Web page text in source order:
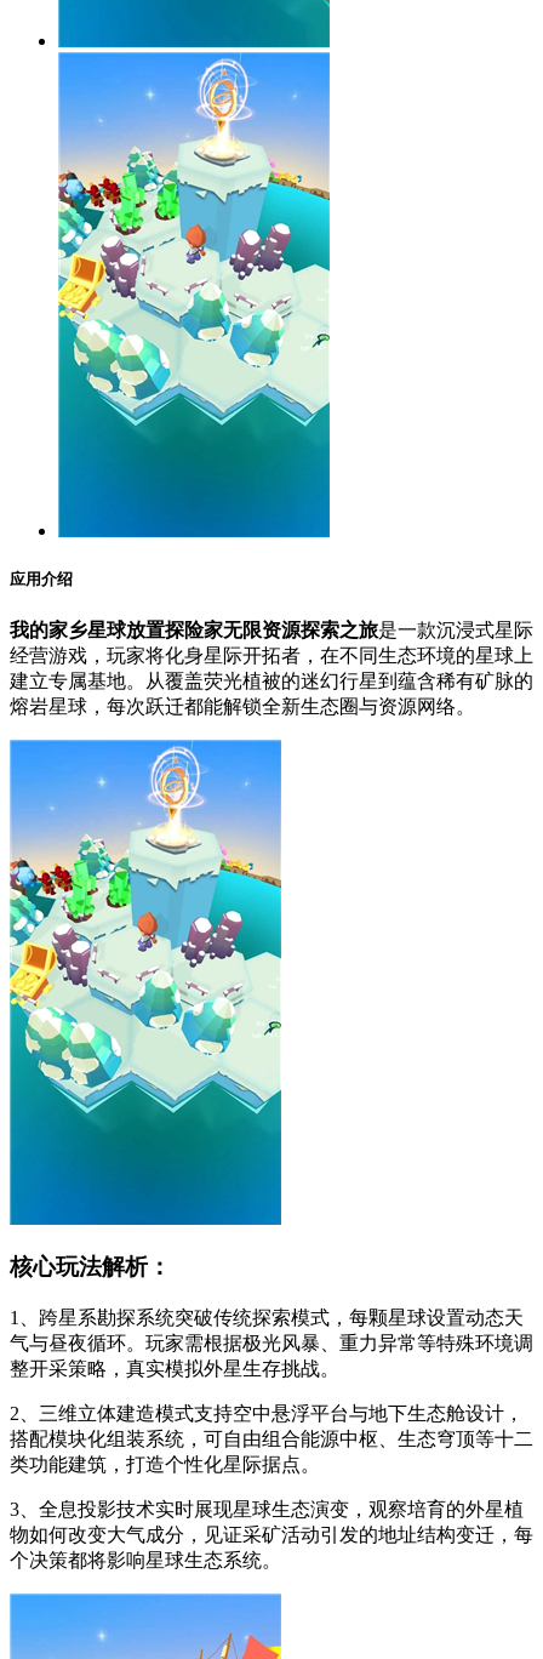
应用介绍
我的家乡星球放置探险家无限资源探索之旅是一款沉浸式星际
经营游戏，玩家将化身星际开拓者，在不同生态环境的星球上
建立专属基地。从覆盖荧光植被的迷幻行星到蕴含稀有矿脉的
熔岩星球，每次跃迁都能解锁全新生态圈与资源网络。
核心玩法解析：
1、跨星系勘探系统突破传统探索模式，每颗星球设置动态天
气与昼夜循环。玩家需根据极光风暴、重力异常等特殊环境调
整开采策略，真实模拟外星生存挑战。
2、三维立体建造模式支持空中悬浮平台与地下生态舱设计，
搭配模块化组装系统，可自由组合能源中枢、生态穹顶等十二
类功能建筑，打造个性化星际据点。
3、全息投影技术实时展现星球生态演变，观察培育的外星植
物如何改变大气成分，见证采矿活动引发的地址结构变迁，每
个决策都将影响星球生态系统。